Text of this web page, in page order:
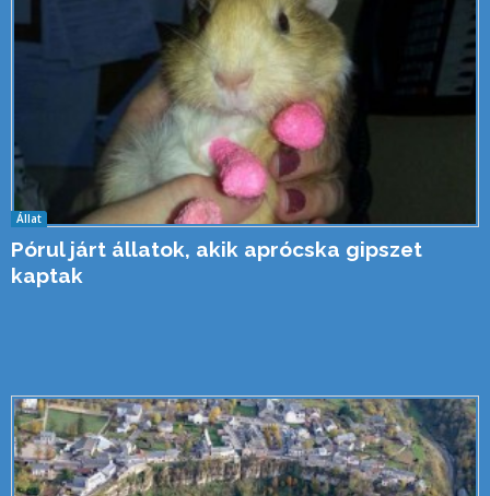
Állat
Pórul járt állatok, akik aprócska gipszet
kaptak